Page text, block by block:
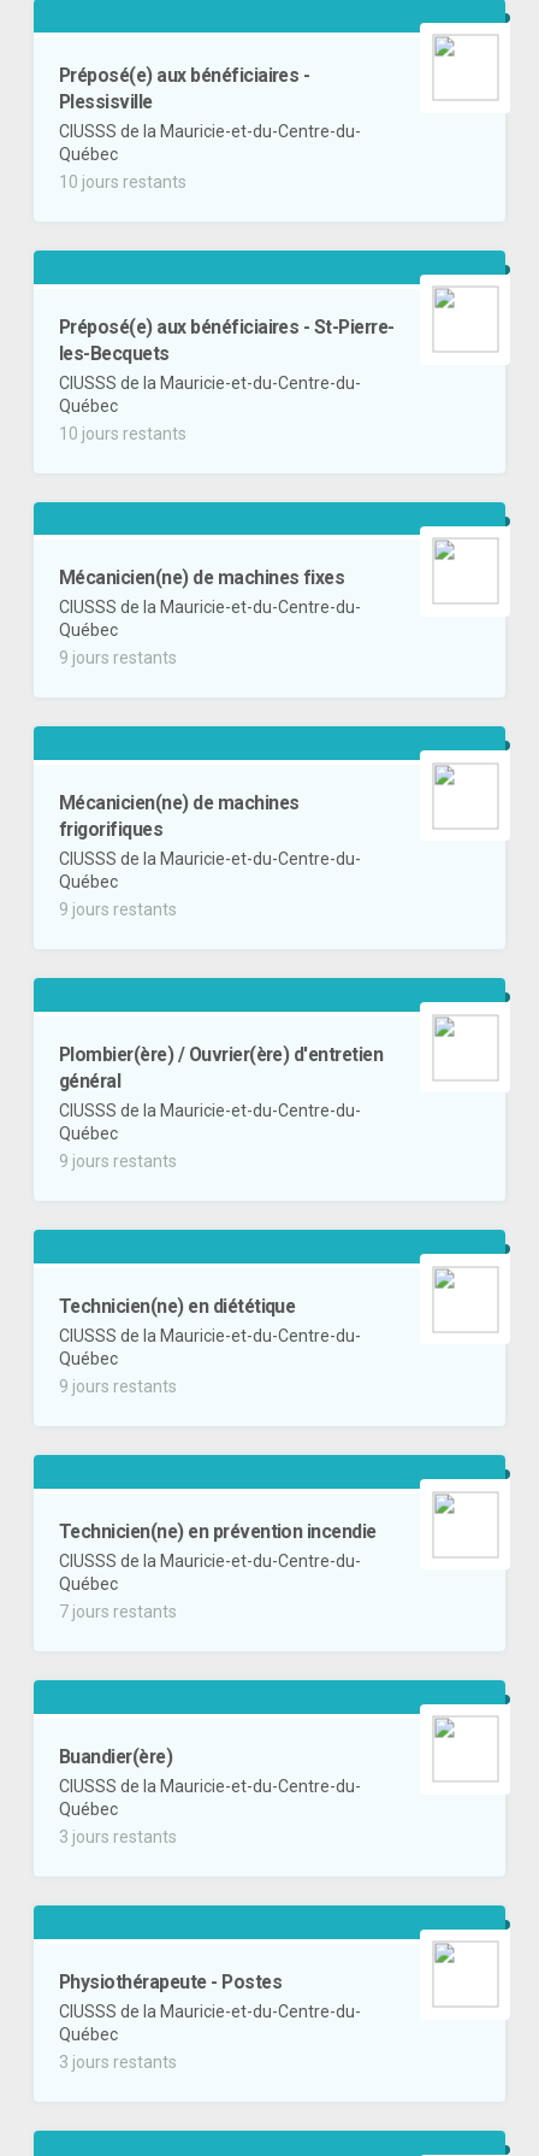
Préposé(e) aux bénéficiaires -
Plessisville
CIUSSS de la Mauricie-et-du-Centre-du-
Québec
10 jours restants
Préposé(e) aux bénéficiaires - St-Pierre-
les-Becquets
CIUSSS de la Mauricie-et-du-Centre-du-
Québec
10 jours restants
Mécanicien(ne) de machines fixes
CIUSSS de la Mauricie-et-du-Centre-du-
Québec
9 jours restants
Mécanicien(ne) de machines
frigorifiques
CIUSSS de la Mauricie-et-du-Centre-du-
Québec
9 jours restants
Plombier(ère) / Ouvrier(ère) d'entretien
général
CIUSSS de la Mauricie-et-du-Centre-du-
Québec
9 jours restants
Technicien(ne) en diététique
CIUSSS de la Mauricie-et-du-Centre-du-
Québec
9 jours restants
Technicien(ne) en prévention incendie
CIUSSS de la Mauricie-et-du-Centre-du-
Québec
7 jours restants
Buandier(ère)
CIUSSS de la Mauricie-et-du-Centre-du-
Québec
3 jours restants
Physiothérapeute - Postes
CIUSSS de la Mauricie-et-du-Centre-du-
Québec
3 jours restants